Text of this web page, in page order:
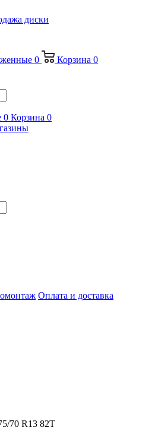
диски
0 Корзина 0
0 Корзина 0
Оплата и доставка
70 R13 82T